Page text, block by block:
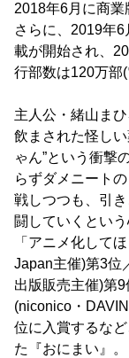
2018年6月に商業
さらに、2019年
載が開始され、
行部数は120万部
主人公・緒山ま
飲まされた怪し
ゃん”という衝撃
らずダメニート
戦しつつも、引
闘していくとい
「アニメ化して
Japan主催)第3位
出版販売主催)第9
(niconico・
位に入賞するな
た『おにまい』。